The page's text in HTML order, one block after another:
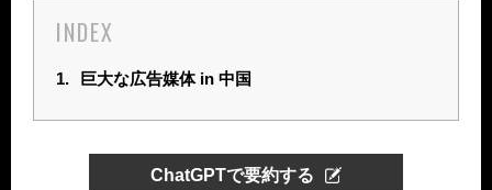
INDEX
1. 巨大な広告媒体 in 中国
ChatGPTで要約する